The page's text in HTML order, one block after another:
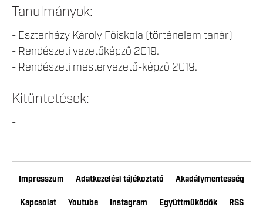
Tanulmányok:
- Eszterházy Károly Főiskola (történelem tanár)
- Rendészeti vezetőképző 2019.
- Rendészeti mestervezető-képző 2019.
Kitüntetések:
-
Impresszum Adatkezelési tájékoztató Akadálymentesség
Kapcsolat Youtube Instagram Együttműködők RSS